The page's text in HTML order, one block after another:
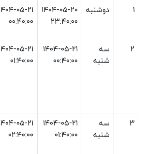
دوشنبه
۱۴۰۴-۰۵-۲۰
۲۳:۴۰:۰۰
۱۴۰۴-۰۵-۲۱
۰۰:۴۰:۰۰
2
سه
شنبه
۱۴۰۴-۰۵-۲۱
۰۰:۴۰:۰۰
۱۴۰۴-۰۵-۲۱
۰۱:۴۰:۰۰
3
سه
شنبه
۱۴۰۴-۰۵-۲۱
۰۱:۴۰:۰۰
۱۴۰۴-۰۵-۲۱
۰۲:۴۰:۰۰